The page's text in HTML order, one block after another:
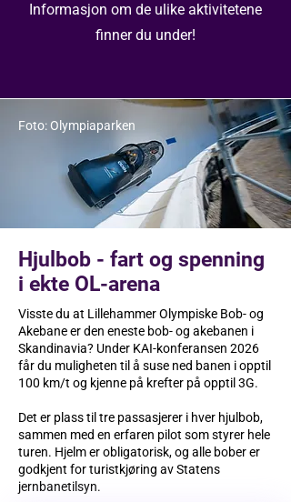
Informasjon om de ulike aktivitetene
finner du under!
Foto: Olympiaparken
Hjulbob - fart og spenning
i ekte OL-arena
Visste du at Lillehammer Olympiske Bob- og
Akebane er den eneste bob- og akebanen i
Skandinavia? Under KAI-konferansen 2026
får du muligheten til å suse ned banen i opptil
100 km/t og kjenne på krefter på opptil 3G.
Det er plass til tre passasjerer i hver hjulbob,
sammen med en erfaren pilot som styrer hele
turen. Hjelm er obligatorisk, og alle bober er
godkjent for turistkjøring av Statens
jernbanetilsyn.